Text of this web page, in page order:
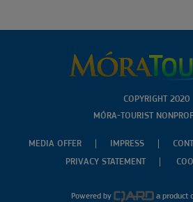
COPYRIGHT 2020
MÓRA-TOURIST
MEDIA OFFER IMPRESS
PRIVACY STATEMENT
Powered by a product